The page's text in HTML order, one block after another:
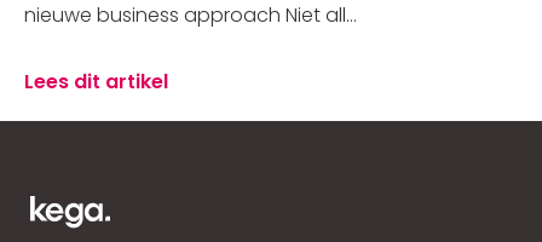
nieuwe business approach Niet all...
Lees dit artikel